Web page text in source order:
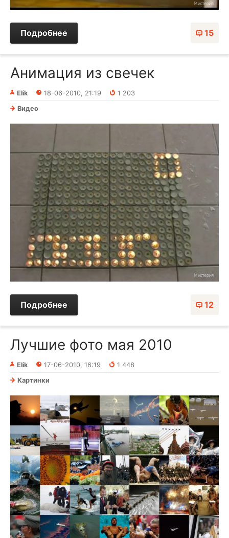
15
Подробнее
Анимация из свечек
Elik 18-06-2010, 21:19
1 203
Видео
12
Подробнее
Лучшие фото мая 2010
Elik 17-06-2010, 16:19
1 448
Картинки